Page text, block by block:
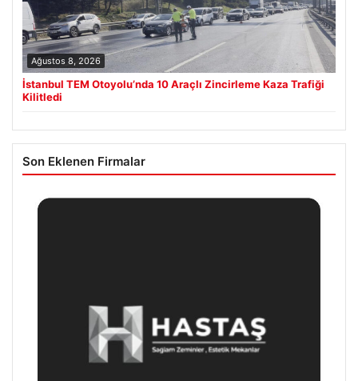
Ağustos 8, 2026
İstanbul TEM Otoyolu’nda 10 Araçlı Zincirleme Kaza Trafiği
Kilitledi
Son Eklenen Firmalar